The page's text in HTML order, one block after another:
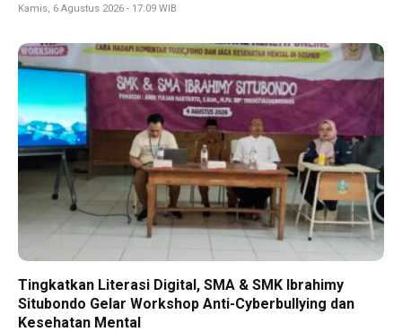
Kamis, 6 Agustus 2026 - 17:09 WIB
Tingkatkan Literasi Digital, SMA & SMK Ibrahimy
Situbondo Gelar Workshop Anti-Cyberbullying dan
Kesehatan Mental